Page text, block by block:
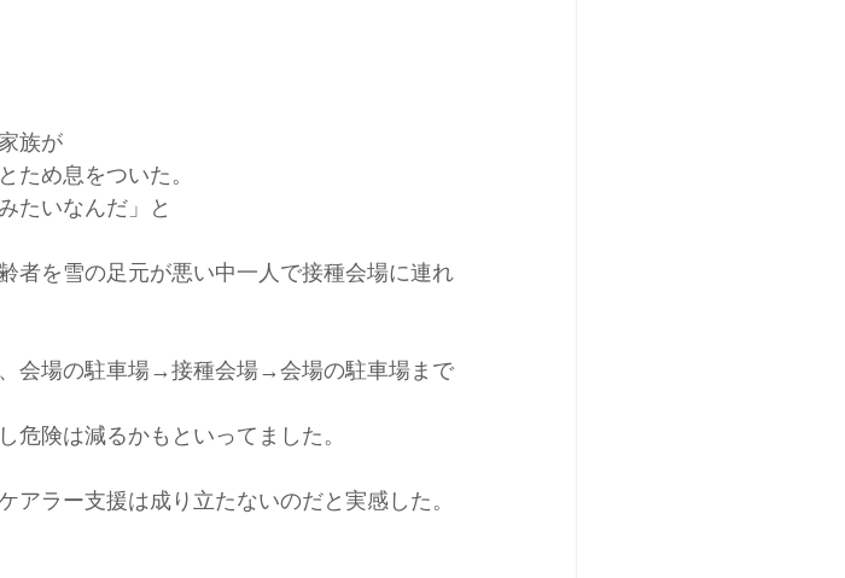
族が
ため息をついた。
たいなんだ」と
者を雪の足元が悪い中一人で接種会場に連れ
会場の駐車場→接種会場→会場の駐車場まで
危険は減るかもといってました。
ラー支援は成り立たないのだと実感した。